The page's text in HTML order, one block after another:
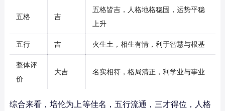
五格 吉
五格皆吉，人格地格稳固，运势平稳
上升
五行 吉 火生土，相生有情，利于智慧与根基
整体评
价
大吉 名实相符，格局清正，利学业与事业
综合来看，培伦为上等佳名，五行流通，三才得位，人格